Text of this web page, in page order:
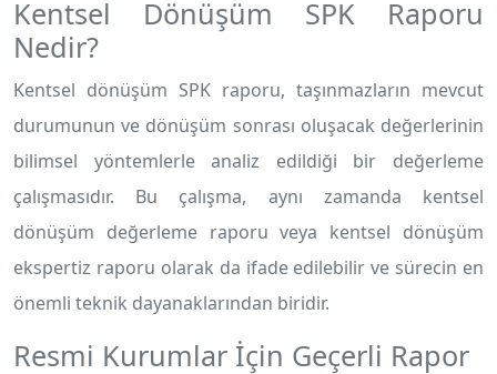
Kentsel Dönüşüm SPK Raporu
Nedir?
Kentsel dönüşüm SPK raporu, taşınmazların mevcut
durumunun ve dönüşüm sonrası oluşacak değerlerinin
bilimsel yöntemlerle analiz edildiği bir değerleme
çalışmasıdır. Bu çalışma, aynı zamanda kentsel
dönüşüm değerleme raporu veya kentsel dönüşüm
ekspertiz raporu olarak da ifade edilebilir ve sürecin en
önemli teknik dayanaklarından biridir.
Resmi Kurumlar İçin Geçerli Rapor